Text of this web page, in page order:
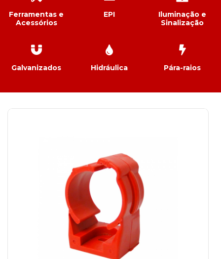
Ferramentas e
Acessórios
EPI
Iluminação e
Sinalização
Galvanizados Hidráulica Pára-raios